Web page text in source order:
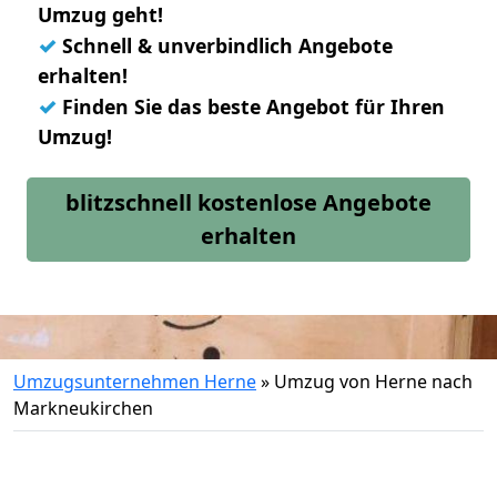
Umzug geht!
✓ Schnell & unverbindlich Angebote
erhalten!
✓ Finden Sie das beste Angebot für Ihren
Umzug!
blitzschnell kostenlose Angebote
erhalten
Umzugsunternehmen Herne» Umzug von Herne nach
Markneukirchen